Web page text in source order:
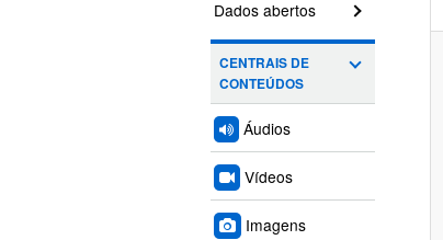
Dados abertos
CENTRAIS DE
CONTEÚDOS
Áudios
Vídeos
Imagens